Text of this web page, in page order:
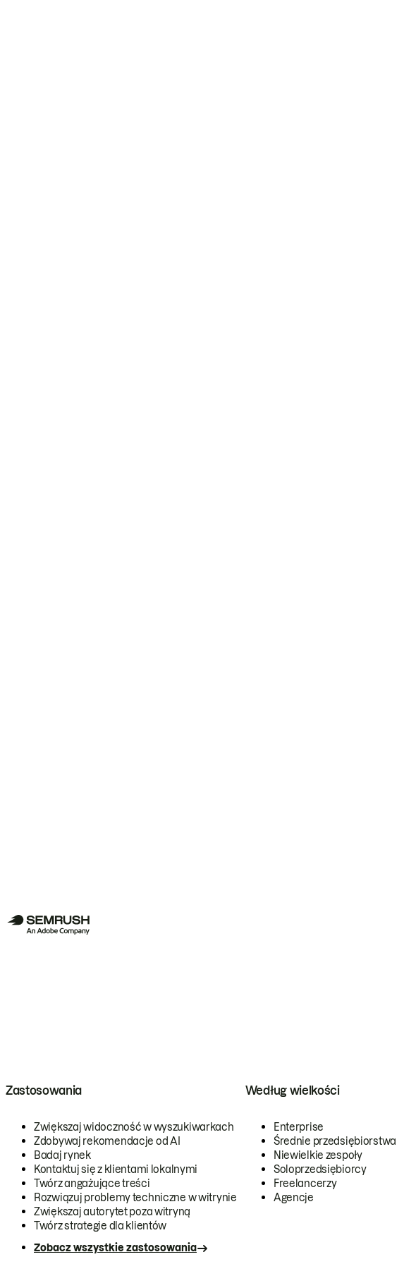
Zastosowania
Zwiększaj widoczność w wyszukiwarkach
Zdobywaj rekomendacje od AI
Badaj rynek
Kontaktuj się z klientami lokalnymi
Twórz angażujące treści
Rozwiązuj problemy techniczne w witrynie
Zwiększaj autorytet poza witryną
Twórz strategie dla klientów
Zobacz wszystkie zastosowania
Według wielkości
Enterprise
Średnie przedsiębiorstwa
Niewielkie zespoły
Soloprzedsiębiorcy
Freelancerzy
Agencje